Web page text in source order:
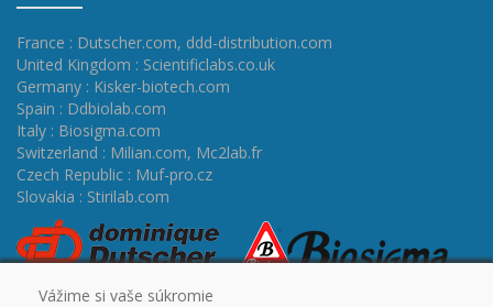
France : Dutscher.com, ddd-distribution.com
United Kingdom : Scientificlabs.co.uk
Germany : Kisker-biotech.com
Spain : Ddbiolab.com
Italy : Biosigma.com
Switzerland : Milian.com, Mc2lab.fr
Czech Republic : Muf-pro.cz
Slovakia : Stirilab.com
Vážime si vaše súkromie